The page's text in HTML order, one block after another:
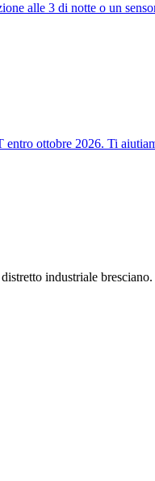
alle 3 di notte o un
ottobre 2026. Ti
industriale